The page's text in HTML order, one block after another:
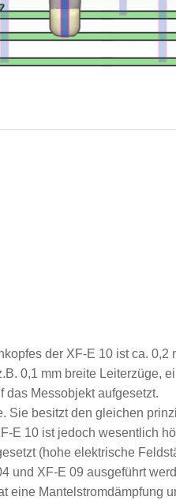
der XF-E 10 ist ca. 0,2
0,1 mm breite Leiterzüge,
das Messobjekt aufgesetzt.
Sie besitzt den gleichen
E 10 ist jedoch wesentlich
(hohe elektrische
und XF-E 09 ausgeführt
eine Mantelstromdämpfung